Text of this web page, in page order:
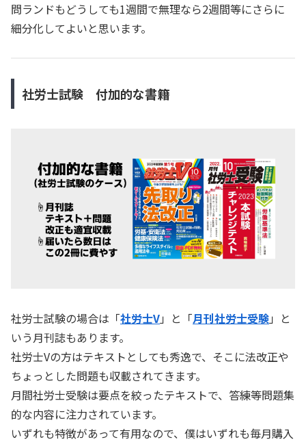
問ランドもどうしても1週間で無理なら2週間等にさらに
細分化してよいと思います。
社労士試験 付加的な書籍
社労士試験の場合は「社労士V」と「月刊社労士受験」と
いう月刊誌もあります。
社労士Vの方はテキストとしても秀逸で、そこに法改正や
ちょっとした問題も収載されてきます。
月間社労士受験は要点を絞ったテキストで、答練等問題集
的な内容に注力されています。
いずれも特徴があって有用なので、僕はいずれも毎月購入